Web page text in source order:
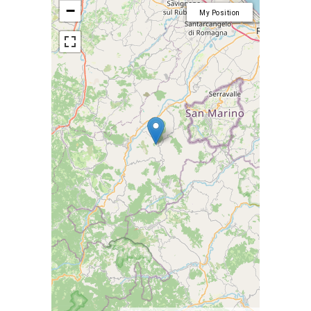
My Position
−